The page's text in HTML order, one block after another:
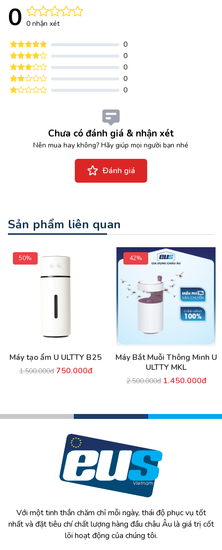
0 0 nhận xét
0
0
0
0
0
Chưa có đánh giá & nhận xét
Nên mua hay không? Hãy giúp mọi người bạn nhé
Đánh giá
Sản phẩm liên quan
50%
Máy tạo ẩm U ULTTY B25
1.500.000đ 750.000đ
42%
Máy Bắt Muỗi Thông Minh U
ULTTY MKL
2.500.000đ 1.450.000đ
Với một tinh thần chăm chỉ mỗi ngày, thái độ phục vụ tốt
nhất và đặt tiêu chí chất lượng hàng đầu châu Âu là giá trị cốt
lõi hoạt động của chúng tôi.